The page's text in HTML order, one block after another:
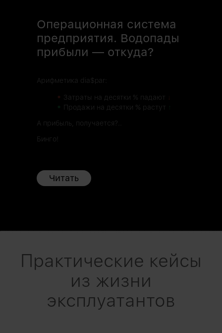
Операционная система
предприятия. Водопады
прибыли — откуда?
Арифметика dia$par:
• Затраты на десятки % падают
Продажи на десятки % растут
А прибыль, получается?..
Бинго!
Читать
Практические кейсы
из жизни
эксплуатантов